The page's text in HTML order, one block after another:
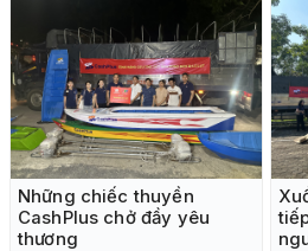
Những chiếc thuyền
CashPlus chở đầy yêu
thương